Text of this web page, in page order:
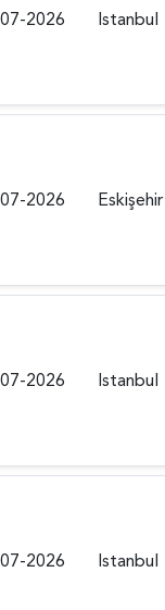
2026 Istanbul
2026 Eskişehir
2026 Istanbul
2026 Istanbul